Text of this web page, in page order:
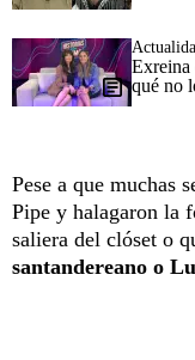
Exreina
qué no
Pese a que muchas
Pipe y halagaron la
saliera del clóset o
santandereano o